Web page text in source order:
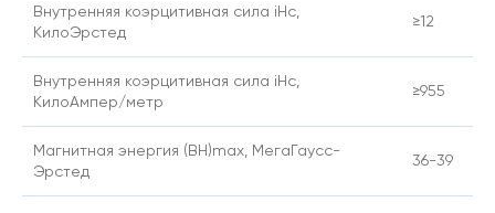
Внутренняя коэрцитивная сила iHc,
КилоЭрстед
≥12
Внутренняя коэрцитивная сила iHc,
КилоАмпер/метр
≥955
Магнитная энергия (BH)max, МегаГаусс-
Эрстед
36-39